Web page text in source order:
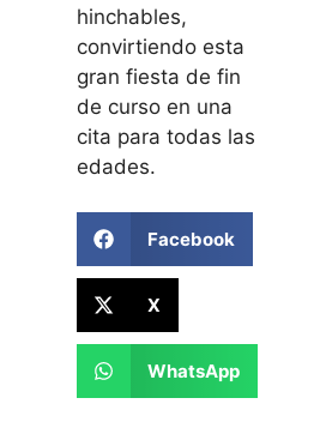
hinchables,
convirtiendo esta
gran fiesta de fin
de curso en una
cita para todas las
edades.
Facebook
X
WhatsApp